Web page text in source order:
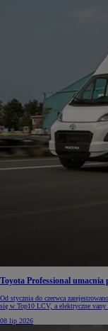
Toyota Professional
Od stycznia do czerwca
się w Top10 LCV, a elektryczne vany
08 lip 2026